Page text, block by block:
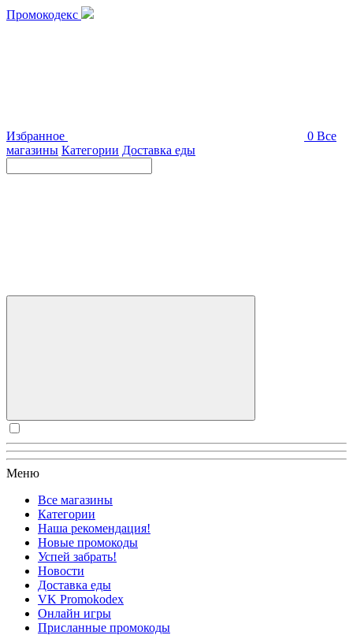
Промокодекс
Избранное 0 Все
магазины Категории Доставка еды
Меню
Все магазины
Категории
Наша рекомендация!
Новые промокоды
Успей забрать!
Новости
Доставка еды
VK Promokodex
Онлайн игры
Присланные промокоды